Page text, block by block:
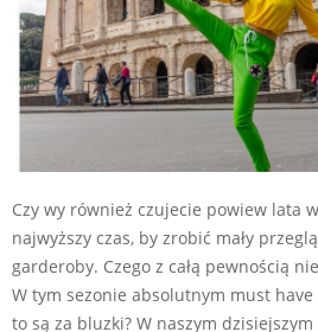
Czy wy również czujecie powiew lata
najwyższy czas, by zrobić mały
garderoby. Czego z całą pewnością
W tym sezonie absolutnym must have
to są za bluzki? W naszym